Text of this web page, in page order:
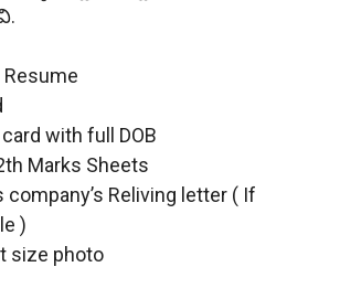
Resume
with full DOB
Marks Sheets
company’s Reliving letter ( If
)
size photo